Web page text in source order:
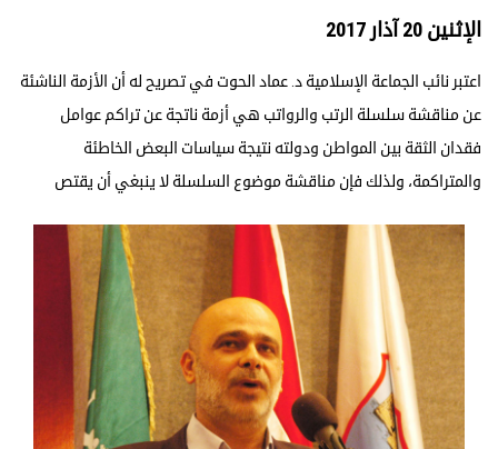
الإثنين 20 آذار 2017
اعتبر نائب الجماعة الإسلامية د. عماد الحوت في تصريح له أن الأزمة الناشئة
عن مناقشة سلسلة الرتب والرواتب هي أزمة ناتجة عن تراكم عوامل
فقدان الثقة بين المواطن ودولته نتيجة سياسات البعض الخاطئة
والمتراكمة، ولذلك فإن مناقشة موضوع السلسلة لا ينبغي أن يقتص